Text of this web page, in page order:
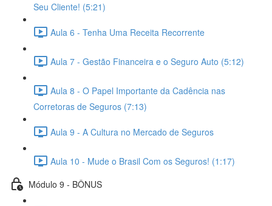
Seu Cliente! (5:21)
Aula 6 - Tenha Uma Receita Recorrente
Aula 7 - Gestão Financeira e o Seguro Auto (5:12)
Aula 8 - O Papel Importante da Cadência nas
Corretoras de Seguros (7:13)
Aula 9 - A Cultura no Mercado de Seguros
Aula 10 - Mude o Brasil Com os Seguros! (1:17)
Módulo 9 - BÔNUS